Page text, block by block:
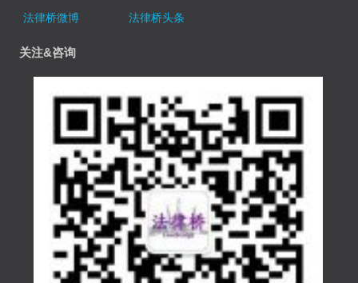
法律桥微博
法律桥头条
关注&咨询